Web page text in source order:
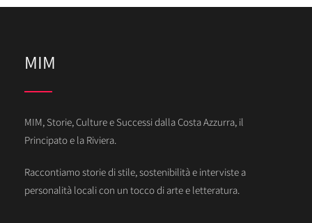
MIM
MIM, Storie, Culture e Successi dalla Costa Azzurra, il
Principato e la Riviera.
Raccontiamo storie di stile, sostenibilità e interviste a
personalità locali con un tocco di arte e letteratura.